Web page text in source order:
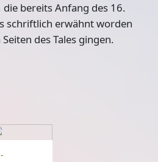
bereits Anfang des 16.
schriftlich erwähnt worden
des Tales gingen.
-